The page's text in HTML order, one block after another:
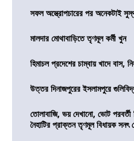
সফল অস্ত্রোপচারের পর অনেকটাই
মালদার মোথাবাড়িতে তৃণমূল কর্মী খুন
হিমাচল প্রদেশের চাম্বায় খাদে
উত্তর দিনাজপুরের ইসলামপুরে
তোলাবাজি, ভয় দেখানো, ভোট
নৈহাটির প্রাক্তন তৃণমূল বিধায়ক সনৎ